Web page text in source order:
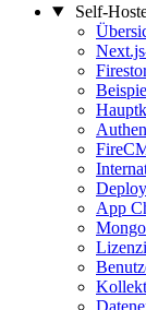
Self-
App